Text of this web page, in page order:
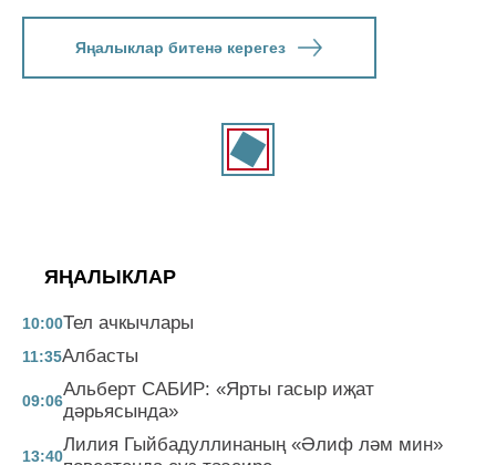
Яңалыклар битенә керегез
ЯҢАЛЫКЛАР
10:00Тел ачкычлары
11:35Албасты
09:06
Альберт САБИР: «Ярты гасыр иҗат
дәрьясында»
13:40
Лилия Гыйбадуллинаның «Әлиф ләм мин»